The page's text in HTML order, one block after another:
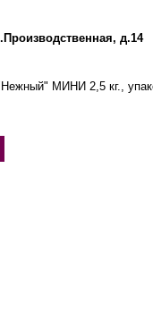
д.14
МИНИ 2,5 кг.,